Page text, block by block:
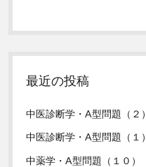
最近の投稿
中医診断学・A型問題（２）
中医診断学・A型問題（１）
中薬学・A型問題（１０）